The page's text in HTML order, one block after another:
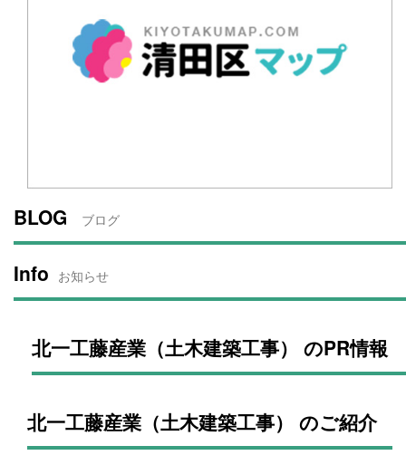
BLOG ブログ
Info お知らせ
北一工藤産業（土木建築工事） のPR情報
北一工藤産業（土木建築工事） のご紹介